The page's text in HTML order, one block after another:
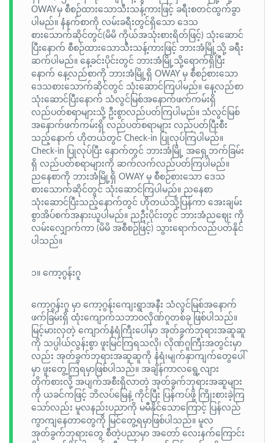
OWAYမှ စီစဉ်ထားသောသီးသန့်ကားဖြင့် ခရီးစတင်ထွက်ခွာ
ပါမည်။ နံနက်စာကို လမ်းခရီးတွင်ရှိသော ဒေသ
စားသောက်ဆိုင်တွင်(မိမိ ကိုယ်အသုံးစားရိတ်ဖြင့်) သုံးဆောင်
ပြီးနောက် စီစဉ်ထားသောသီးသန့်ကားဖြင့် ဘားအံမြို့သို့ ခရီး
ဆက်ပါမည်။ နေ့ခင်းပိုင်းတွင် ဘားအံမြို့သို့ရောက်ရှိပြီး
နောက် နေ့လည်စာကို ဘားအံမြို့ရှိ OWAY မှ စီစဉ်စားသော
ဒေသစားသောက်ဆိုင်တွင် သုံးဆောင်ကြပါမည်။ နေ့လည်စာ
သုံးဆောင်ပြီးနောက် သံလွင်မြစ်အနောက်ဖက်ကမ်းရှိ
လည်ပတ်စရာများသို့ ဦးစွာလည်ပတ်ကြပါမည်။ သံလွင်မြစ်
အနောက်ဖက်ကမ်းရှိ လည်ပတ်စရာများ လည်ပတ်ပြီးစီး
သည့်နောက် ဟိုတယ်တွင် Check-in ပြုလုပ်ကြပါမည်။
Check-in ပြုလုပ်ပြီး နောက်တွင် ဘားအံမြို့ အရှေ့ဘက်ခြမ်း
ရှိ လည်ပတ်စရာများကို ဆက်လက်လည်ပတ်ကြပါမည်။
ညနေစာကို ဘားအံမြို့ရှိ OWAY မှ စီစဉ်စားသော ဒေသ
စားသောက်ဆိုင်တွင် သုံးဆောင်ကြပါမည်။ ညနေစာ
သုံးဆောင်ပြီးသည့်နောက်တွင် ဟိုတယ်သို့ပြန်ကာ အေးချမ်း
စွာအိပ်စက်အနားယူပါမည်။ ညဦးပိုင်းတွင် ဘားအံညဈေး ကို
လမ်းလျှောက်ကာ (မိမိ အစီစဉ်ဖြင့်) သွားရောက်လည်ပတ်နိုင်
ပါသည်။
၁။ ကော့ဂွန်းဂူ
ကော့ဂွန်းဂူ မှာ ကော့ဂွန်းကျေးရွာအနီး သံလွင်မြစ်အနောက်
ဖက်ခြမ်းရှိ ထုံးကျောက်သဘာဝလိုဏ်ဂူတစ်ခု ဖြစ်ပါသည်။
မြင့်မားလှတဲ့ ကျောက်နံရံကြီးပေါ်မှာ အုတ်ခွက်ဘုရားအဆူဆူ
ကို သပ္ပါယ်လွန်းစွာ ဖူးမြင်ကြရသလို၊ လိုဏ်ဂူကြီးအတွင်းမှာ
လည်း အုတ်ခွက်ဘုရားအဆူဆူကို နံရံ၊မျက်နှာကျက်တွေပေါ်
မှာ ဖူးတွေ့ကြရမှာဖြစ်ပါသည်။ အချိန်ကာလရွေ့လျား
တိုက်စားလို့ အပျက်အစီးရှိလာတဲ့ အုတ်ခွက်ဘုရားအဆူများ
ကို ယခင်ကဖြင့် ဘိလပ်မြေနဲ့ ကိုင်ပြီး ပြန်ကပ်ဖို့ ကြိုးစားခဲ့ကြ
သော်လည်း မူလနည်းပညာကို မမီနိုင်သောကြောင့် ပြန်လည်
ကွာကျနေတာတွေကို မြင်တွေ့ရမှာဖြစ်ပါသည်။ မူလ
အုတ်ခွက်ဘုရားတွေ စီတဲ့ပညာမှာ အတော် လေးနက်ကြောင်း